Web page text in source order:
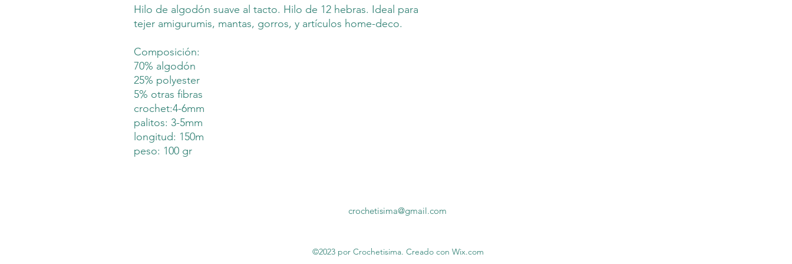
Hilo de algodón suave al tacto. Hilo de 12 hebras. Ideal para
tejer amigurumis, mantas, gorros, y artículos home-deco.
Composición:
70% algodón
25% polyester
5% otras fibras
crochet:4-6mm
palitos: 3-5mm
longitud: 150m
peso: 100 gr
crochetisima@gmail.com
©2023 por Crochetisima. Creado con Wix.com